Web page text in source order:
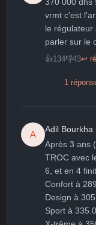
vrmt c'est
le régulateur
parler sur le
👍134👎43↩
1
A
Adil Bourkha
Après 3 ans
TROC avec
6, et en 4
Confort à
Design à
Sport à